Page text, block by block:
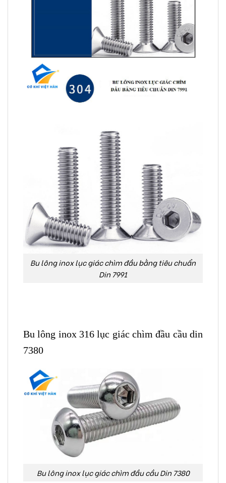
Bu lông inox lục giác chìm đầu bằng tiêu chuẩn
Din 7991
Bu lông inox 316 lục giác chìm đầu cầu din
7380
Bu lông inox lục giác chìm đầu cầu Din 7380